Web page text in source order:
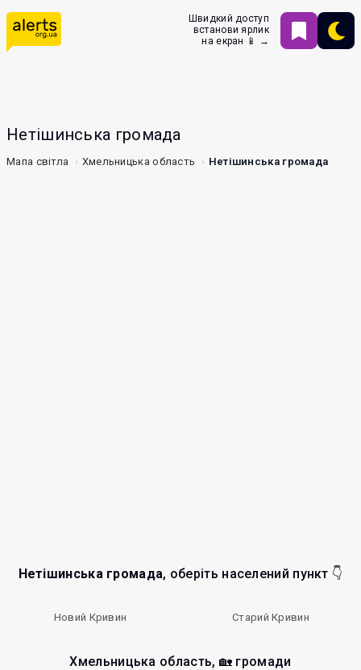
Швидкий доступ
встанови ярлик
на екран 📱 →
Нетішинська громада
Мапа світла Хмельницька область Нетішинська громада
Нетішинська громада, оберіть населений пункт 👇
Новий Кривин Старий Кривин
Хмельницька область, 🏡 громади